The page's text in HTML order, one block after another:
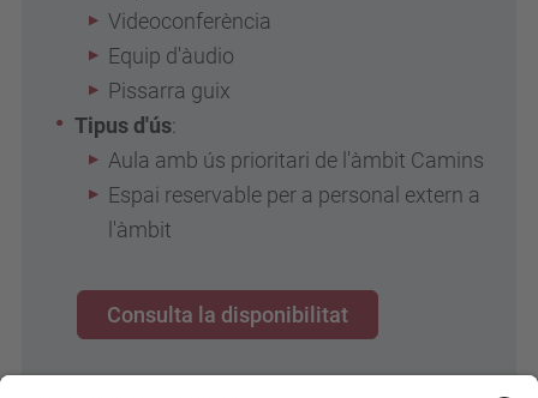
Videoconferència
Equip d'àudio
Pissarra guix
Tipus d'ús:
Aula amb ús prioritari de l'àmbit Camins
Espai reservable per a personal extern a
l'àmbit
Consulta la disponibilitat